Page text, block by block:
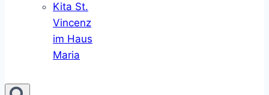
Kita St.
Vincenz
im Haus
Maria